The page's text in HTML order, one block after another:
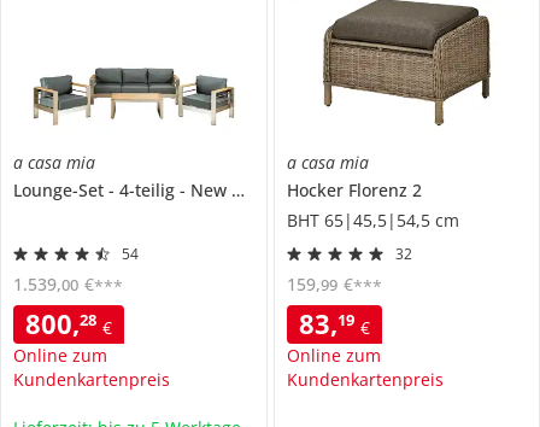
a casa mia
Lounge-Set
4-teilig New York
54
800,28 €
Online zum
Kundenkartenpreis
1.539,00 €***
a casa mia
Hocker Florenz 2
BHT 65|45,5|54,5 cm
32
83,19 €
Online zum
Kundenkartenpreis
159,99 €***